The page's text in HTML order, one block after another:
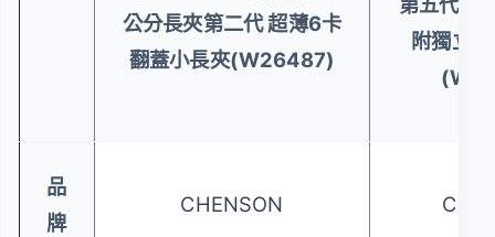
公分長夾第二代 超薄6卡
翻蓋小長夾(W26487)
附獨立
品
牌
CHENSON